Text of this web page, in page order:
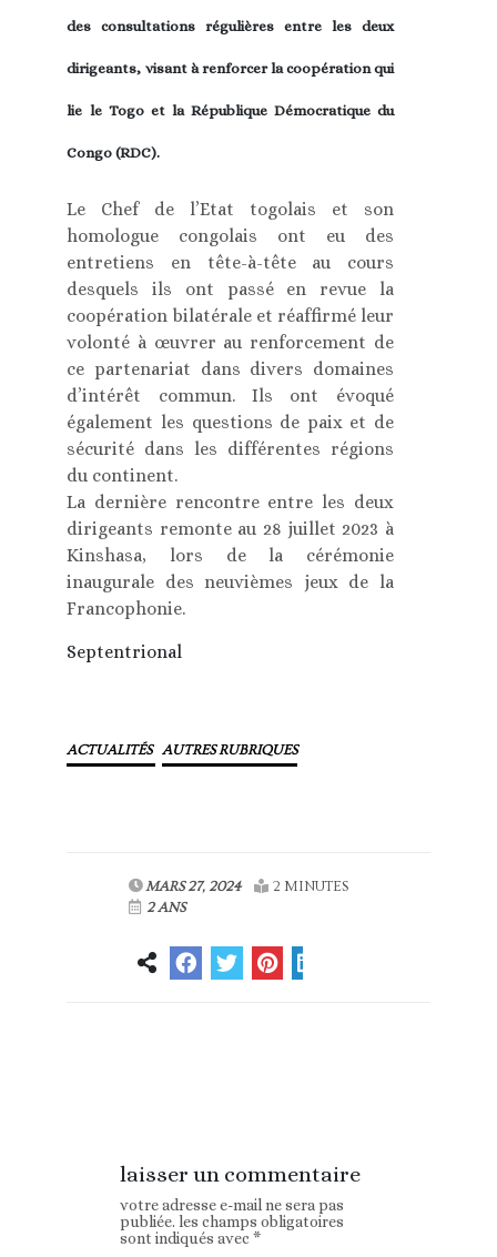
des consultations régulières entre les deux
dirigeants, visant à renforcer la coopération qui
lie le Togo et la République Démocratique du
Congo (RDC).
Le Chef de l’Etat togolais et son
homologue congolais ont eu des
entretiens en tête-à-tête au cours
desquels ils ont passé en revue la
coopération bilatérale et réaffirmé leur
volonté à œuvrer au renforcement de
ce partenariat dans divers domaines
d’intérêt commun. Ils ont évoqué
également les questions de paix et de
sécurité dans les différentes régions
du continent.
La dernière rencontre entre les deux
dirigeants remonte au 28 juillet 2023 à
Kinshasa, lors de la cérémonie
inaugurale des neuvièmes jeux de la
Francophonie.
Septentrional
ACTUALITÉS AUTRES RUBRIQUES
MARS 27, 2024
2 MINUTES
2 ANS
laisser un commentaire
votre adresse e-mail ne sera pas
publiée. les champs obligatoires
sont indiqués avec*